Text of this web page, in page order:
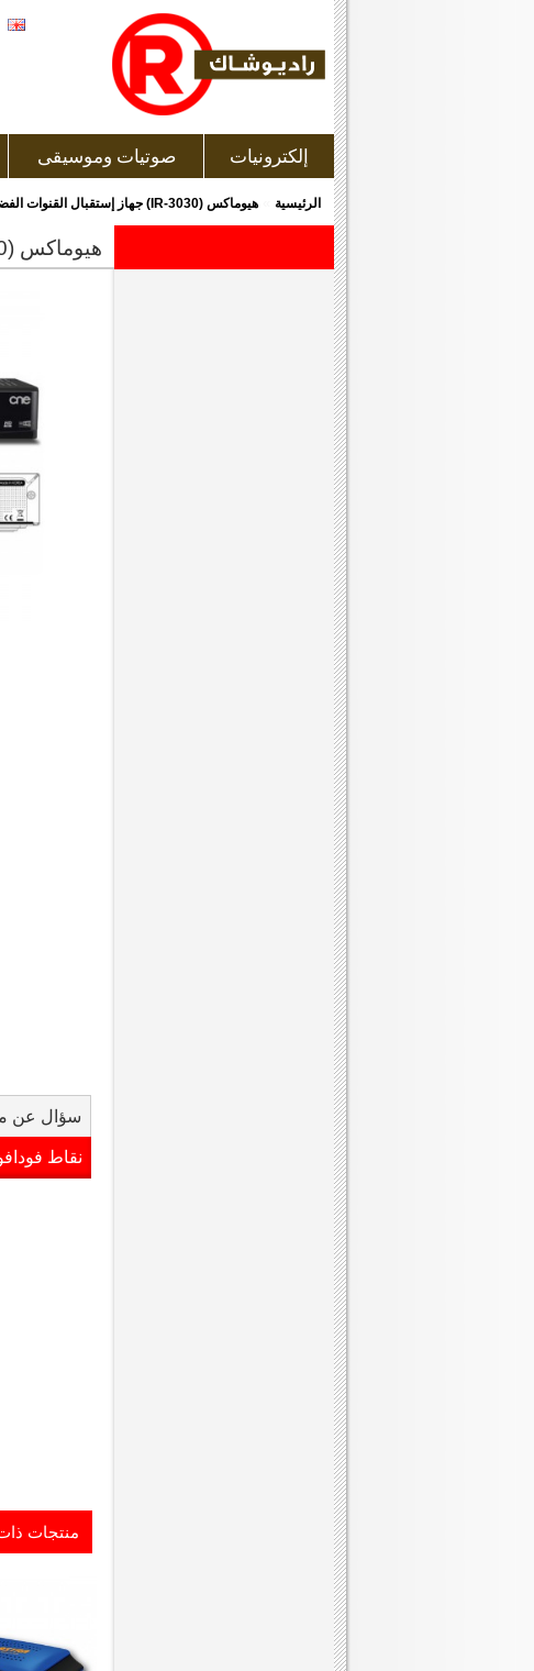
إلكترونيات صوتيات وموسيقى
الرئيسية هيوماكس (IR-3030) جهاز إستقبال القنوات الفضائية
هيوماكس (ir-3030) جهاز إستقبال القنوات الفضائية
سؤال عن
نقاط
منتجات